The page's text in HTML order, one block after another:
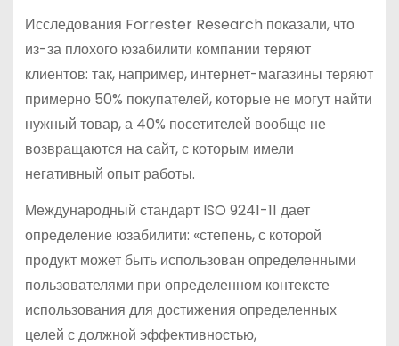
Исследования Forrester Research показали, что
из-за плохого юзабилити компании теряют
клиентов: так, например, интернет-магазины теряют
примерно 50% покупателей, которые не могут найти
нужный товар, а 40% посетителей вообще не
возвращаются на сайт, с которым имели
негативный опыт работы.
Международный стандарт ISO 9241-11 дает
определение юзабилити: «степень, с которой
продукт может быть использован определенными
пользователями при определенном контексте
использования для достижения определенных
целей с должной эффективностью,